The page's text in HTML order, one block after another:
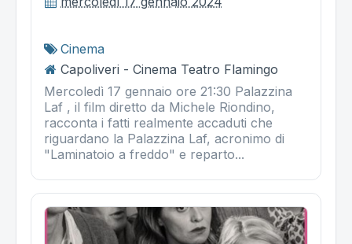
Cinema
Capoliveri - Cinema Teatro Flamingo
Mercoledì 17 gennaio ore 21:30 Palazzina
Laf , il film diretto da Michele Riondino,
racconta i fatti realmente accaduti che
riguardano la Palazzina Laf, acronimo di
"Laminatoio a freddo" e reparto...